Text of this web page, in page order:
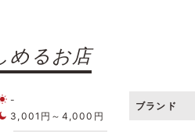
めるお店
-
3,001円～4,000円
ブランド